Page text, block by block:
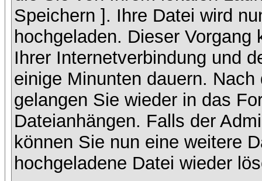
Speichern ]. Ihre Datei wird
hochgeladen. Dieser
Ihrer Internetverbindung und
einige Minunten dauern.
gelangen Sie wieder in das
Dateianhängen. Falls der
können Sie nun eine weitere
hochgeladene Datei wieder